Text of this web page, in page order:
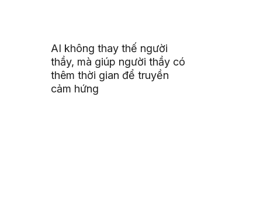
AI không thay thế người
thầy, mà giúp người thầy có
thêm thời gian để truyền
cảm hứng